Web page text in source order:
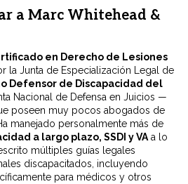
a Marc Whitehead &
en Derecho de Lesiones
la Junta de Especialización Legal de
Defensor de Discapacidad del
Nacional de Defensa en Juicios —
poseen muy pocos abogados de
manejado personalmente más de
a largo plazo, SSDI y VA a lo
múltiples guías legales
discapacitados, incluyendo
para médicos y otros